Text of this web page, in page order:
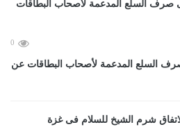
0
صرف السلع المدعمة لأصحاب البطاقات عن